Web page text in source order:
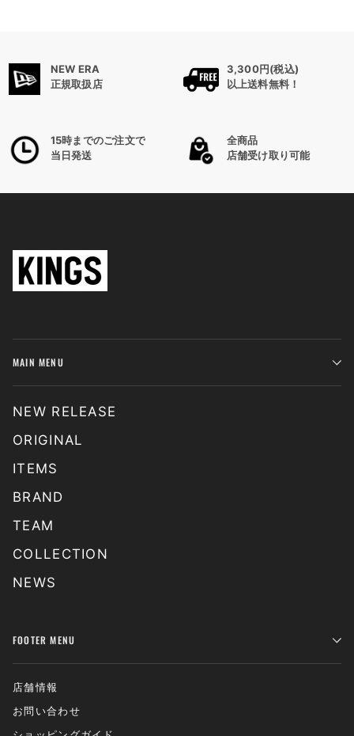
NEW ERA
正規取扱店
3,300円(税込)
以上送料無料！
15時までのご注文で
当日発送
全商品
店舗受け取り可能
MAIN MENU
NEW RELEASE
ORIGINAL
ITEMS
BRAND
TEAM
COLLECTION
NEWS
FOOTER MENU
店舗情報
お問い合わせ